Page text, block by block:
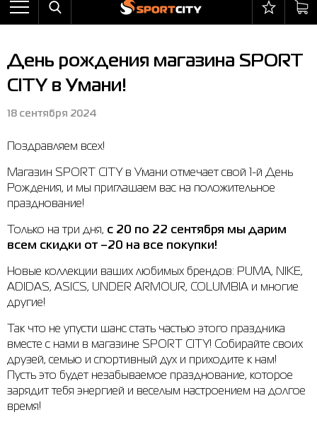
Назад
Брюки
Ветровки
Комбинезоны
Костюмы
Купальники
Куртки
Майки
Рубашки
Термобелье
Толстовки
Назад
Кроссовки
Пляжная обувь
Полуботинки
Сандалии
Сапоги
Назад
Бейсболки и панамы
Бокс
Горнолыжный инвентарь
Мячи
Носки
Перчатки
Плавание
Сумки
Фитнес и йога
Шарфы
Назад
Arena
Asics
Evoids
Jack Wolfskin
Larum
New Balance
Puma
Skechers
The North Face
Under Armour
Назад
Бра
Брюки
Костюмы
Куртки
Леггинсы
Толстовки
Ботинки
Полуботинки
Брэнды
Назад
Возврат и обмен
Гарантия на товары
Магазины
Контакт центр
Программа лояльности
Частые вопросы (FAQ)
Новости
День рождения магазина SPORT
CITY в Умани!
18 сентября 2024
Поздравляем всех!
Магазин SPORT CITY в Умани отмечает свой 1-й День
Рождения, и мы приглашаем вас на положительное
празднование!
Только на три дня, с 20 по 22 сентября мы дарим
всем скидки от –20 на все покупки!
Новые коллекции ваших любимых брендов: PUMA, NIKE,
ADIDAS, ASICS, UNDER ARMOUR, COLUMBIA и многие
другие!
Так что не упусти шанс стать частью этого праздника
вместе с нами в магазине SPORT CITY! Собирайте своих
друзей, семью и спортивный дух и приходите к нам!
Пусть это будет незабываемое празднование, которое
зарядит тебя энергией и веселым настроением на долгое
время!